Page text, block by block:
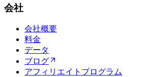
会社
会社概要
料金
データ
ブログ
アフィリエイトプログラム